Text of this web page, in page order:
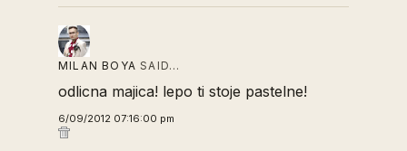
MILAN BOYA SAID…
odlicna majica! lepo ti stoje pastelne!
6/09/2012 07:16:00 pm